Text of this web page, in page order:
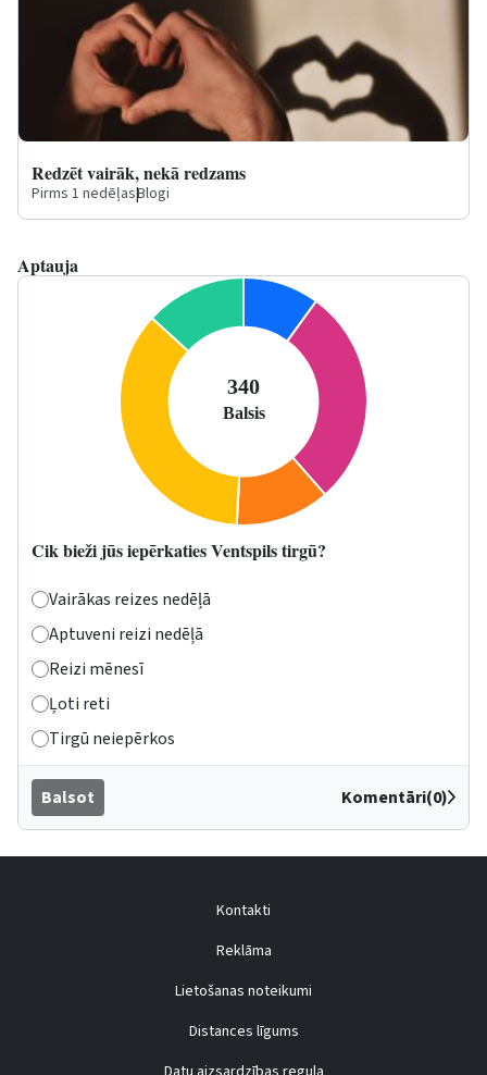
Redzēt vairāk, nekā redzams
Pirms 1 nedēļas|Blogi
Aptauja
Cik bieži jūs iepērkaties Ventspils tirgū?
Vairākas reizes nedēļā
Aptuveni reizi nedēļā
Reizi mēnesī
Ļoti reti
Tirgū neiepērkos
Balsot Komentāri(0)
Kontakti
Reklāma
Lietošanas noteikumi
Distances līgums